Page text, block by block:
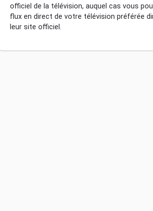
officiel de la télévision, auquel cas vous
flux en direct de votre télévision préférée
leur site officiel.